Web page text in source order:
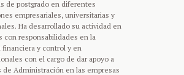
de postgrado en diferentes
empresariales, universitarias y
Ha desarrollado su actividad en
con responsabilidades en la
financiera y control y en
con el cargo de dar apoyo a
de Administración en las empresas